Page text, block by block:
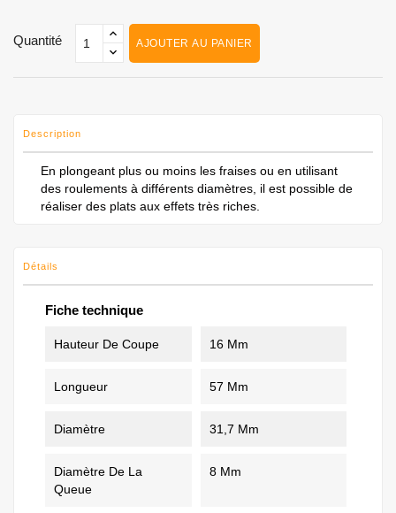
Quantité AJOUTER AU PANIER
Description
En plongeant plus ou moins les fraises ou en utilisant
des roulements à différents diamètres, il est possible de
réaliser des plats aux effets très riches.
Détails
Fiche technique
Hauteur De Coupe 16 Mm
Longueur 57 Mm
Diamètre 31,7 Mm
Diamètre De La
Queue
8 Mm